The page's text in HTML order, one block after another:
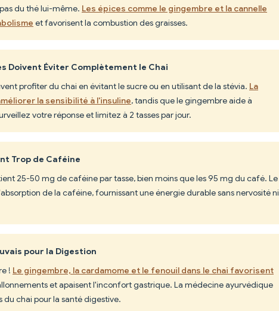
du thé lui-même. Les épices comme le gingembre et la cannelle
et favorisent la combustion des graisses.
Doivent Éviter Complètement le Chai
profiter du chai en évitant le sucre ou en utilisant de la stévia. La
la sensibilité à l'insuline, tandis que le gingembre aide à
votre réponse et limitez à 2 tasses par jour.
Trop de Caféine
25-50 mg de caféine par tasse, bien moins que les 95 mg du café. Le
de la caféine, fournissant une énergie durable sans nervosité ni
pour la Digestion
! Le gingembre, la cardamome et le fenouil dans le chai favorisent
et apaisent l'inconfort gastrique. La médecine ayurvédique
du chai pour la santé digestive.